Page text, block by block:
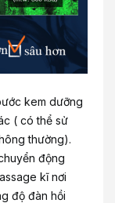
kem dưỡng
( có thể sử
thường).
động
kĩ nơi
độ đàn hồi